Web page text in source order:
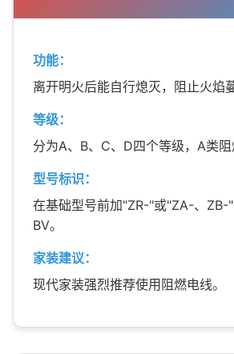
功能：
离开明火后能自行熄灭，阻止火焰蔓
等级：
分为A、B、C、D四个等级，A类阻
型号标识：
在基础型号前加"ZR-"或"ZA-、ZB-
BV。
家装建议：
现代家装强烈推荐使用阻燃电线。